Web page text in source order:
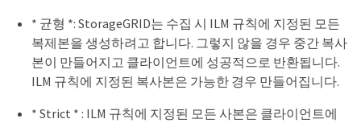
* 균형 *: StorageGRID는 수집 시 ILM 규칙에 지정된 모든
복제본을 생성하려고 합니다. 그렇지 않을 경우 중간 복사
본이 만들어지고 클라이언트에 성공적으로 반환됩니다.
ILM 규칙에 지정된 복사본은 가능한 경우 만들어집니다.
* Strict * : ILM 규칙에 지정된 모든 사본은 클라이언트에